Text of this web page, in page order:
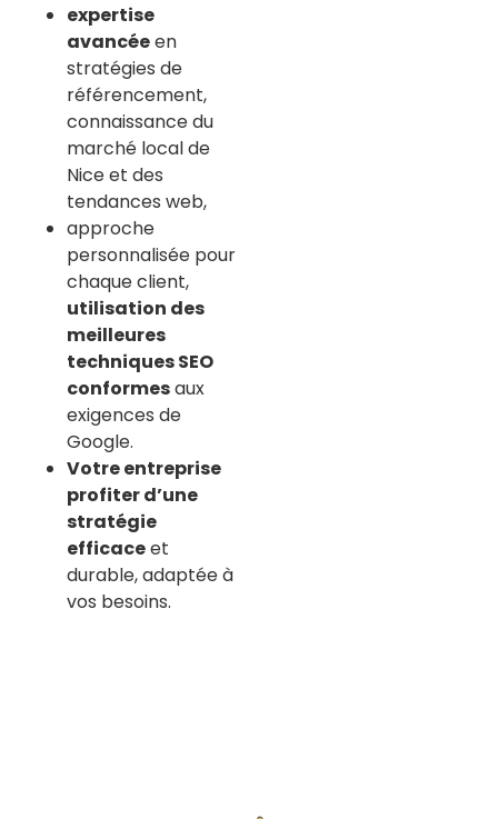
expertise
avancéeen
stratégies de
référencement,
connaissance du
marché local de
Nice et des
tendances web,
approche
personnalisée pour
chaque client,
utilisation des
meilleures
techniques SEO
conformesaux
exigences de
Google.
Votre entreprise
profiter d’une
stratégie
efficaceet
durable, adaptée à
vos besoins.